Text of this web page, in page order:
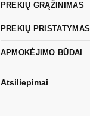
PREKIŲ GRĄŽINIMAS
PREKIŲ PRISTATYMAS
APMOKĖJIMO BŪDAI
Atsiliepimai